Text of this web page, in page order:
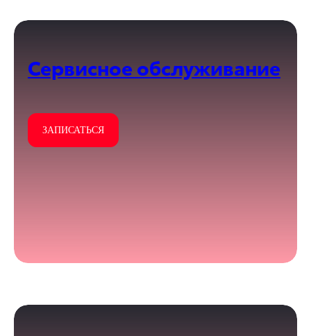
Сервисное обслуживание
ЗАПИСАТЬСЯ